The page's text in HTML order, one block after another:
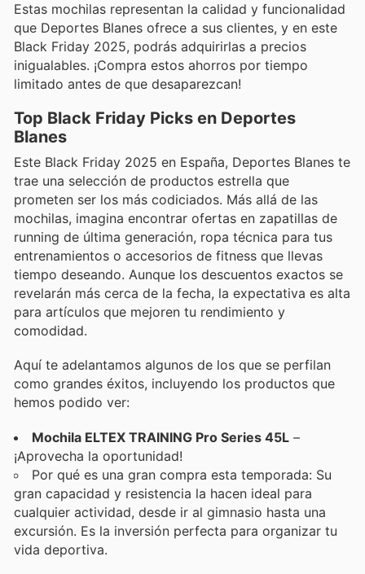
Estas mochilas representan la calidad y funcionalidad
que Deportes Blanes ofrece a sus clientes, y en este
Black Friday 2025, podrás adquirirlas a precios
inigualables. ¡Compra estos ahorros por tiempo
limitado antes de que desaparezcan!
Top Black Friday Picks en Deportes
Blanes
Este Black Friday 2025 en España, Deportes Blanes te
trae una selección de productos estrella que
prometen ser los más codiciados. Más allá de las
mochilas, imagina encontrar ofertas en zapatillas de
running de última generación, ropa técnica para tus
entrenamientos o accesorios de fitness que llevas
tiempo deseando. Aunque los descuentos exactos se
revelarán más cerca de la fecha, la expectativa es alta
para artículos que mejoren tu rendimiento y
comodidad.
Aquí te adelantamos algunos de los que se perfilan
como grandes éxitos, incluyendo los productos que
hemos podido ver:
Mochila ELTEX TRAINING Pro Series 45L –
¡Aprovecha la oportunidad!
Por qué es una gran compra esta temporada: Su
gran capacidad y resistencia la hacen ideal para
cualquier actividad, desde ir al gimnasio hasta una
excursión. Es la inversión perfecta para organizar tu
vida deportiva.